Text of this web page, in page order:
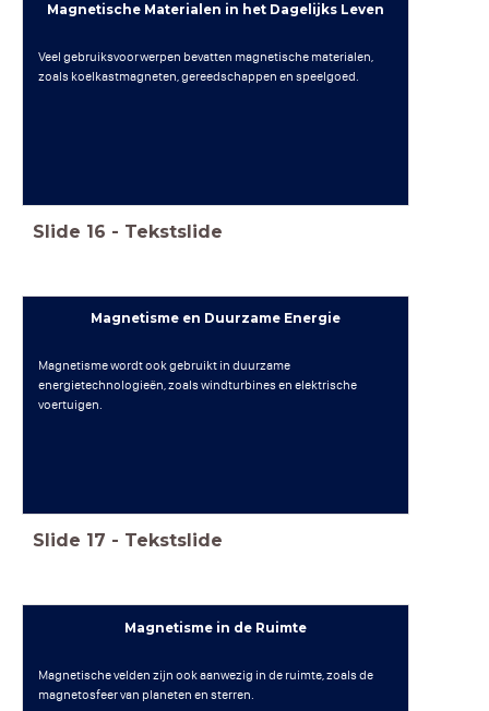
Magnetische Materialen in het Dagelijks Leven
Veel gebruiksvoorwerpen bevatten magnetische materialen,
zoals koelkastmagneten, gereedschappen en speelgoed.
Slide 16 - Tekstslide
Magnetisme en Duurzame Energie
Magnetisme wordt ook gebruikt in duurzame
energietechnologieën, zoals windturbines en elektrische
voertuigen.
Slide 17 - Tekstslide
Magnetisme in de Ruimte
Magnetische velden zijn ook aanwezig in de ruimte, zoals de
magnetosfeer van planeten en sterren.